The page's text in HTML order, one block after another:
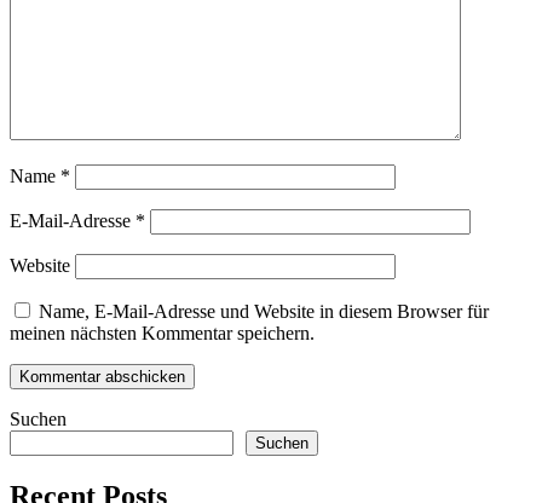
Name *
E-Mail-Adresse *
Website
Name, E-Mail-Adresse und Website in diesem Browser für
meinen nächsten Kommentar speichern.
Suchen
Suchen
Recent Posts